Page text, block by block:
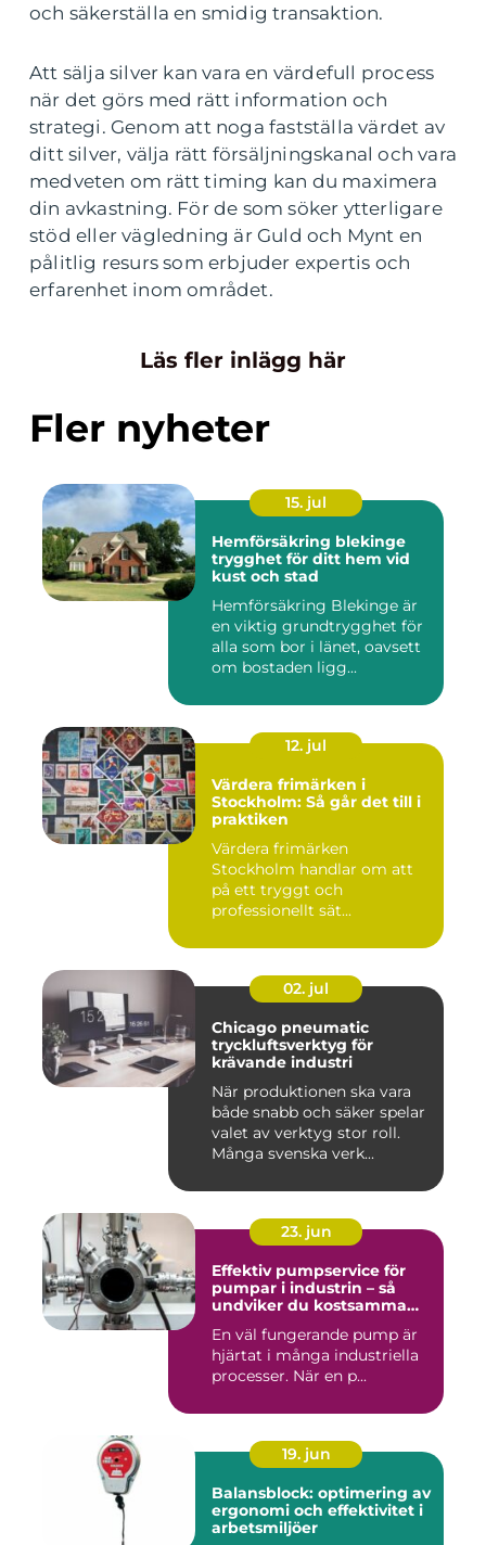
och säkerställa en smidig transaktion.
Att sälja silver kan vara en värdefull process
när det görs med rätt information och
strategi. Genom att noga fastställa värdet av
ditt silver, välja rätt försäljningskanal och vara
medveten om rätt timing kan du maximera
din avkastning. För de som söker ytterligare
stöd eller vägledning är Guld och Mynt en
pålitlig resurs som erbjuder expertis och
erfarenhet inom området.
Läs fler inlägg här
Fler nyheter
15. jul
Hemförsäkring blekinge
trygghet för ditt hem vid
kust och stad
Hemförsäkring Blekinge är
en viktig grundtrygghet för
alla som bor i länet, oavsett
om bostaden ligg...
12. jul
Värdera frimärken i
Stockholm: Så går det till i
praktiken
Värdera frimärken
Stockholm handlar om att
på ett tryggt och
professionellt sät...
02. jul
Chicago pneumatic
tryckluftsverktyg för
krävande industri
När produktionen ska vara
både snabb och säker spelar
valet av verktyg stor roll.
Många svenska verk...
23. jun
Effektiv pumpservice för
pumpar i industrin – så
undviker du kostsamma
En väl fungerande pump är
hjärtat i många industriella
processer. När en p...
19. jun
Balansblock: optimering av
ergonomi och effektivitet i
arbetsmiljöer